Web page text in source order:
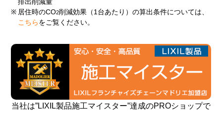
排出削減量
※ 居住時のCO2削減効果（1台あたり）の算出条件については、
こちら をご覧ください。
当社は”LIXIL製品施工マイスター”達成のPROショップで